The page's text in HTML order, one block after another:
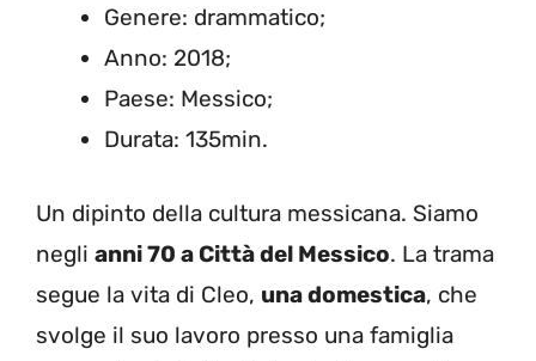
Genere: drammatico;
Anno: 2018;
Paese: Messico;
Durata: 135min.
Un dipinto della cultura messicana. Siamo
negli anni 70 a Città del Messico. La trama
segue la vita di Cleo, una domestica, che
svolge il suo lavoro presso una famiglia